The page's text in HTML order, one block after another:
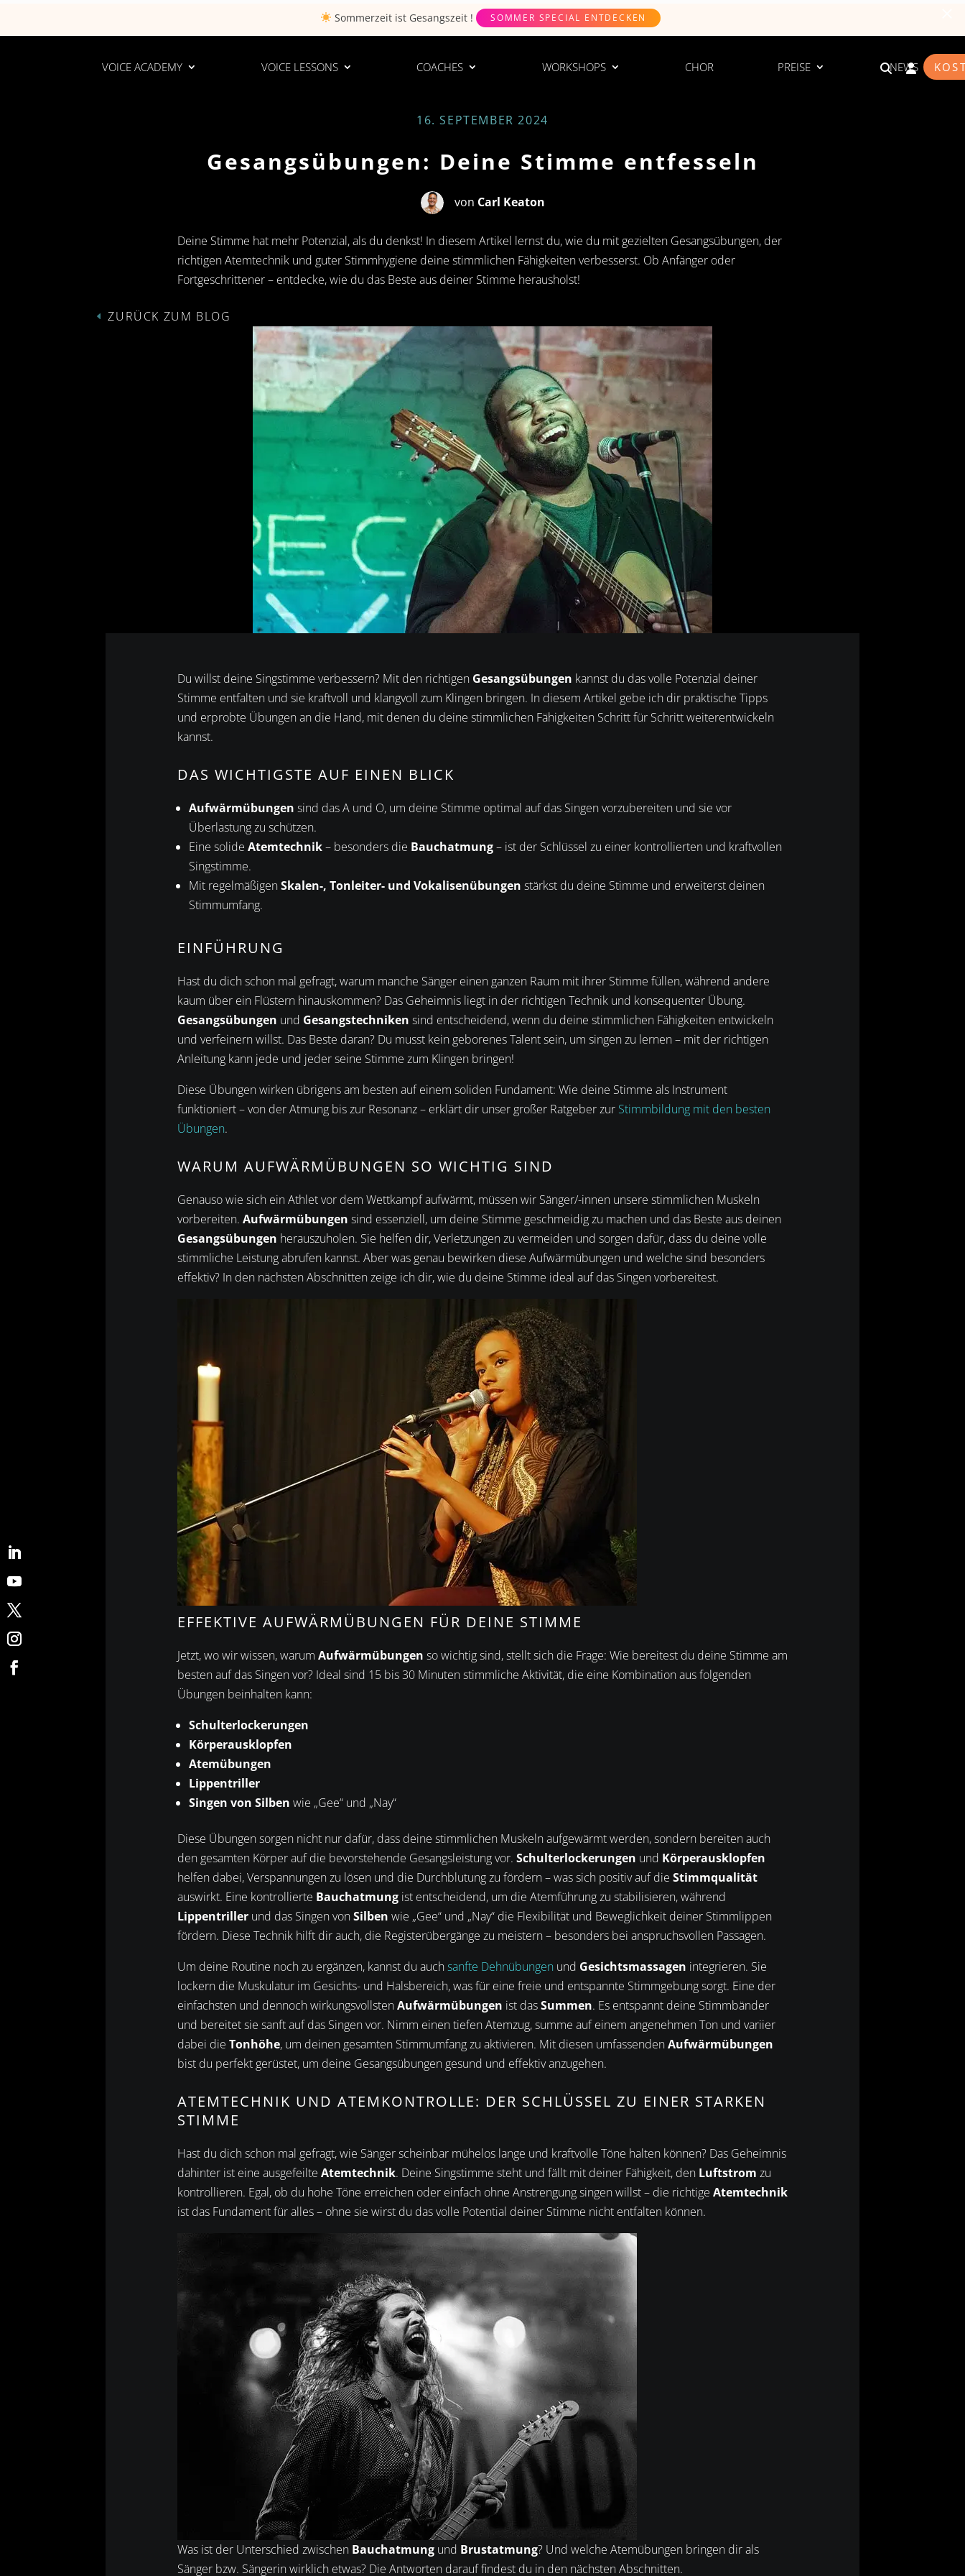
Sommerzeit istGesangszeit ! SOMMER SPECIAL ENTDECKEN
VOICE ACADEMY VOICE LESSONS COACHES WORKSHOPS CHOR PREISE NEWS
16. SEPTEMBER 2024
Gesangsübungen: Deine Stimme entfesseln
von Carl Keaton
Deine Stimme hat mehr Potenzial, als du denkst! In diesem Artikel lernst du, wie du mit gezielten Gesangsübungen, der
richtigen Atemtechnik und guter Stimmhygiene deine stimmlichen Fähigkeiten verbesserst. Ob Anfänger oder
Fortgeschrittener – entdecke, wie du das Beste aus deiner Stimme herausholst!
ZURÜCK ZUM BLOG
Du willst deine Singstimme verbessern? Mit den richtigen Gesangsübungen kannst du das volle Potenzial deiner
Stimme entfalten und sie kraftvoll und klangvoll zum Klingen bringen. In diesem Artikel gebe ich dir praktische Tipps
und erprobte Übungen an die Hand, mit denen du deine stimmlichen Fähigkeiten Schritt für Schritt weiterentwickeln
kannst.
DAS WICHTIGSTE AUF EINEN BLICK
Aufwärmübungen sind das A und O, um deine Stimme optimal auf das Singen vorzubereiten und sie vor
Überlastung zu schützen.
Eine solide Atemtechnik– besonders die Bauchatmung– ist der Schlüssel zu einer kontrollierten und kraftvollen
Singstimme.
Mit regelmäßigenSkalen-, Tonleiter- und Vokalisenübungen stärkst du deine Stimme und erweiterst deinen
Stimmumfang.
EINFÜHRUNG
Hast du dich schon mal gefragt, warum manche Sänger einen ganzen Raum mit ihrer Stimme füllen, während andere
kaum über ein Flüstern hinauskommen? Das Geheimnis liegt in der richtigen Technik und konsequenter Übung.
Gesangsübungen und Gesangstechniken sind entscheidend, wenn du deine stimmlichen Fähigkeiten entwickeln
und verfeinern willst. Das Beste daran? Du musst kein geborenes Talent sein, um singen zu lernen – mit der richtigen
Anleitung kann jede und jeder seine Stimme zum Klingen bringen!
Diese Übungen wirken übrigens am besten auf einem soliden Fundament: Wie deine Stimme als Instrument
funktioniert – von der Atmung bis zur Resonanz – erklärt dir unser großer Ratgeber zur Stimmbildung mit den besten
Übungen.
WARUM AUFWÄRMÜBUNGEN SO WICHTIG SIND
Genauso wie sich ein Athlet vor dem Wettkampf aufwärmt, müssen wir Sänger/-innen unsere stimmlichen Muskeln
vorbereiten. Aufwärmübungen sind essenziell, um deine Stimme geschmeidig zu machen und das Beste aus deinen
Gesangsübungen herauszuholen. Sie helfen dir, Verletzungen zu vermeiden und sorgen dafür, dass du deine volle
stimmliche Leistung abrufen kannst. Aber was genau bewirken diese Aufwärmübungen und welche sind besonders
effektiv? In den nächsten Abschnitten zeige ich dir, wie du deine Stimme ideal auf das Singen vorbereitest.
EFFEKTIVE AUFWÄRMÜBUNGEN FÜR DEINE STIMME
Jetzt, wo wir wissen, warum Aufwärmübungen so wichtig sind, stellt sich die Frage: Wie bereitest du deine Stimme am
besten auf das Singen vor? Ideal sind 15 bis 30 Minuten stimmliche Aktivität, die eine Kombination aus folgenden
Übungen beinhalten kann:
Schulterlockerungen
Körperausklopfen
Atemübungen
Lippentriller
Singen von Silben wie „Gee“ und „Nay“
Diese Übungen sorgen nicht nur dafür, dass deine stimmlichen Muskeln aufgewärmt werden, sondern bereiten auch
den gesamten Körper auf die bevorstehende Gesangsleistung vor. Schulterlockerungen und Körperausklopfen
helfen dabei, Verspannungen zu lösen und die Durchblutung zu fördern – was sich positiv auf die Stimmqualität
auswirkt. Eine kontrollierte Bauchatmung ist entscheidend, um die Atemführung zu stabilisieren, während
Lippentriller und das Singen vonSilben wie „Gee“ und „Nay“ die Flexibilität und Beweglichkeit deiner Stimmlippen
fördern. Diese Technik hilft dir auch, die Registerübergänge zu meistern – besonders bei anspruchsvollen Passagen.
Um deine Routine noch zu ergänzen, kannst du auchsanfte Dehnübungen und Gesichtsmassagen integrieren. Sie
lockern die Muskulatur im Gesichts- und Halsbereich, was für eine freie und entspannte Stimmgebung sorgt. Eine der
einfachsten und dennoch wirkungsvollstenAufwärmübungen ist dasSummen. Es entspannt deine Stimmbänder
und bereitet sie sanft auf das Singen vor. Nimm einen tiefen Atemzug, summe auf einem angenehmen Ton und variier
dabei die Tonhöhe, um deinen gesamten Stimmumfang zu aktivieren. Mit diesen umfassendenAufwärmübungen
bist du perfekt gerüstet, um deine Gesangsübungen gesund und effektiv anzugehen.
ATEMTECHNIK UND ATEMKONTROLLE: DER SCHLÜSSEL ZU EINER STARKEN
STIMME
Hast du dich schon mal gefragt, wie Sänger scheinbar mühelos lange und kraftvolle Töne halten können? Das Geheimnis
dahinter ist eine ausgefeilte Atemtechnik. Deine Singstimme steht und fällt mit deiner Fähigkeit, den Luftstrom zu
kontrollieren. Egal, ob du hohe Töne erreichen oder einfach ohne Anstrengung singen willst – die richtige Atemtechnik
ist das Fundament für alles – ohne sie wirst du das volle Potential deiner Stimme nicht entfalten können.
Was ist der Unterschied zwischen Bauchatmung und Brustatmung? Und welche Atemübungen bringen dir als
Sänger bzw. Sängerin wirklich etwas? Die Antworten darauf findest du in den nächsten Abschnitten.